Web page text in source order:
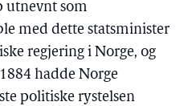
utnevnt som
med dette statsminister
regjering i Norge, og
hadde Norge
politiske rystelsen